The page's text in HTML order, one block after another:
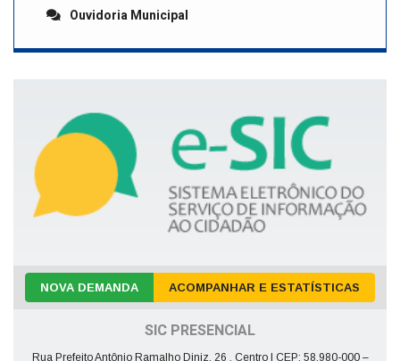
Ouvidoria Municipal
NOVA DEMANDA ACOMPANHAR E ESTATÍSTICAS
SIC PRESENCIAL
Rua Prefeito Antônio Ramalho Diniz, 26 , Centro | CEP: 58.980-000 –